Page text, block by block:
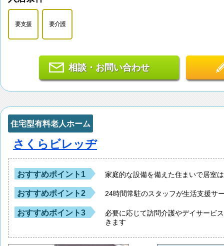
要支援 要介護
相談・お問い合わせ
住宅型有料老人ホーム
さくらビレッヂ
おすすめポイント1 家庭的な設備を備えた住まいで居室
おすすめポイント2 24時間常駐のスタッフが生活支援サ
おすすめポイント3
必要に応じて訪問介護やデイサービ
きます